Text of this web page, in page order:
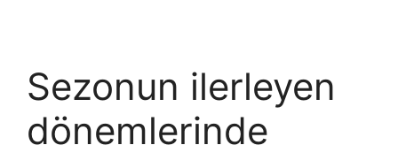
Sezonun ilerleyen
dönemlerinde